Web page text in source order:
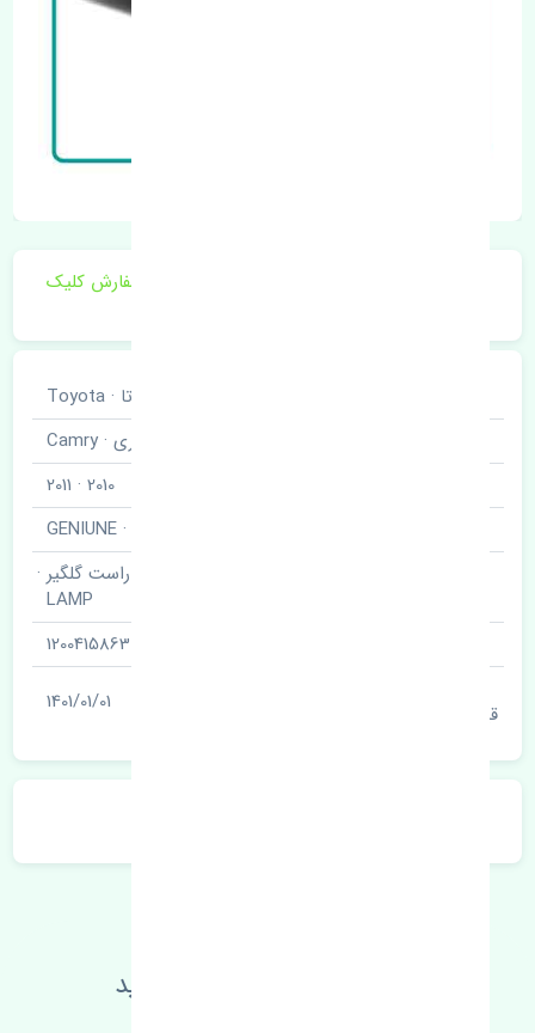
برای اطلاع از موجودی و قیمت به روز روی ثبت سفارش کلیک
تویوتا · Toyota
کمری · Camry
2010 · 2011
اصلی · GENIUNE
چراغ خطر عقب راست گلگیر ·
LAMP
1200415863
قیمت
1401/01/01
اطلاعات فنی خود را بالا ببرید